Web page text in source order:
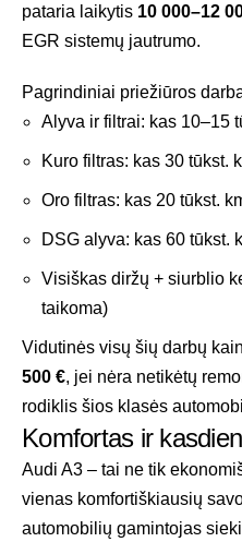
pataria laikytis 10 000–12
EGR sistemų jautrumo.
Pagrindiniai priežiūros
Alyva ir filtrai: kas 10–15
Kuro filtras: kas 30 tūkst.
Oro filtras: kas 20 tūkst.
DSG alyva: kas 60 tūkst.
Visiškas diržų + siurblio
taikoma)
Vidutinės visų šių darbų
500 €, jei nėra netikėtų
rodiklis šios klasės
Komfortas ir
Audi A3 – tai ne tik
vienas komfortiškiausių
automobilių gamintojas